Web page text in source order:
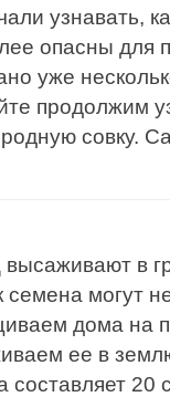
узнавать,
опасны для
уже
продолжим
совку.
в
семена могут
дома на
ее в
составляет 20